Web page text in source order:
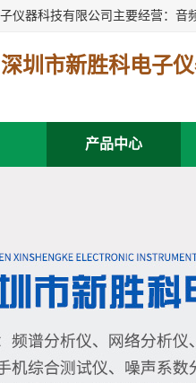
深圳市新胜科电子
产品中心